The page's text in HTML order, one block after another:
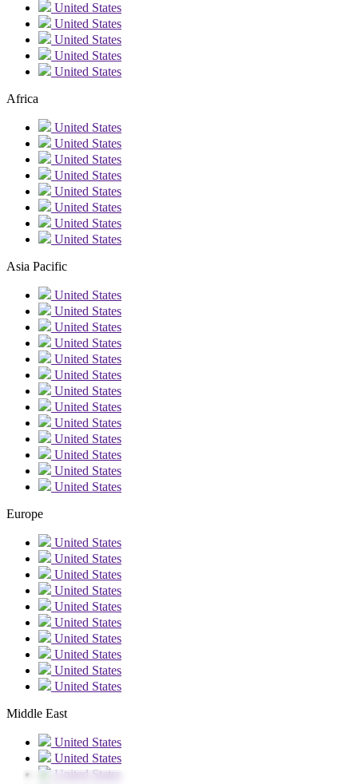
United States
United States
United States
United States
United States
Africa
United States
United States
United States
United States
United States
United States
United States
United States
Asia Pacific
United States
United States
United States
United States
United States
United States
United States
United States
United States
United States
United States
United States
United States
Europe
United States
United States
United States
United States
United States
United States
United States
United States
United States
United States
Middle East
United States
United States
United States